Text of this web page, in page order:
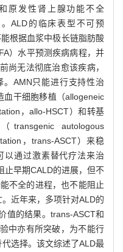
原发性肾上腺功能不全
。ALD的临床表型不可预
根据血浆中极长链脂肪酸
）水平预测疾病病程，并
尚无法彻底治愈该疾病，
AMN只能进行支持性治
血干细胞移植（allogeneic
，allo-HSCT）和转基
autologous
，trans-ASCT）来稳
以通过激素替代疗法来治
止早期CALD的进展，但不
不全的进程，也不能阻止
近年来，多项针对ALD的
值的结果。trans-ASCT和
中亦有所突破，为不能行
选择。该文综述了ALD最